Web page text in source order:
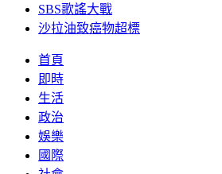
SBS歌謠大戰
沙拉油致癌物超標
首頁
即時
生活
政治
娛樂
國際